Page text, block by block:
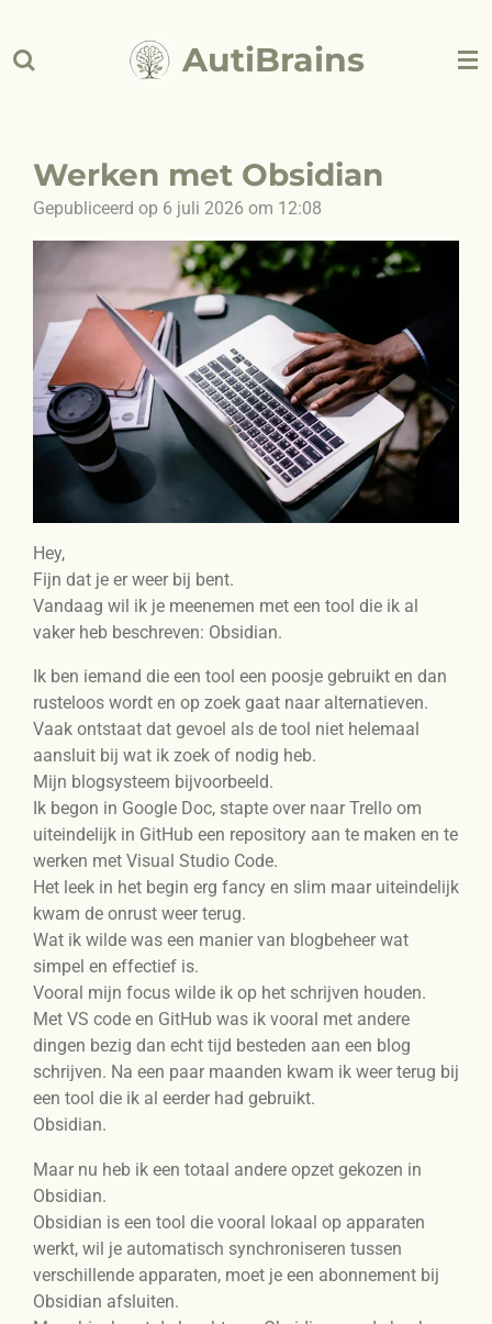
direct
naar
AutiBrains
Werken met Obsidian
Gepubliceerd op 6 juli 2026 om 12:08
Hey,
Fijn dat je er weer bij bent.
Vandaag wil ik je meenemen met een tool die ik al
vaker heb beschreven: Obsidian.
Ik ben iemand die een tool een poosje gebruikt en dan
rusteloos wordt en op zoek gaat naar alternatieven.
Vaak ontstaat dat gevoel als de tool niet helemaal
aansluit bij wat ik zoek of nodig heb.
Mijn blogsysteem bijvoorbeeld.
Ik begon in Google Doc, stapte over naar Trello om
uiteindelijk in GitHub een repository aan te maken en te
werken met Visual Studio Code.
Het leek in het begin erg fancy en slim maar uiteindelijk
kwam de onrust weer terug.
Wat ik wilde was een manier van blogbeheer wat
simpel en effectief is.
Vooral mijn focus wilde ik op het schrijven houden.
Met VS code en GitHub was ik vooral met andere
dingen bezig dan echt tijd besteden aan een blog
schrijven. Na een paar maanden kwam ik weer terug bij
een tool die ik al eerder had gebruikt.
Obsidian.
Maar nu heb ik een totaal andere opzet gekozen in
Obsidian.
Obsidian is een tool die vooral lokaal op apparaten
werkt, wil je automatisch synchroniseren tussen
verschillende apparaten, moet je een abonnement bij
Obsidian afsluiten.